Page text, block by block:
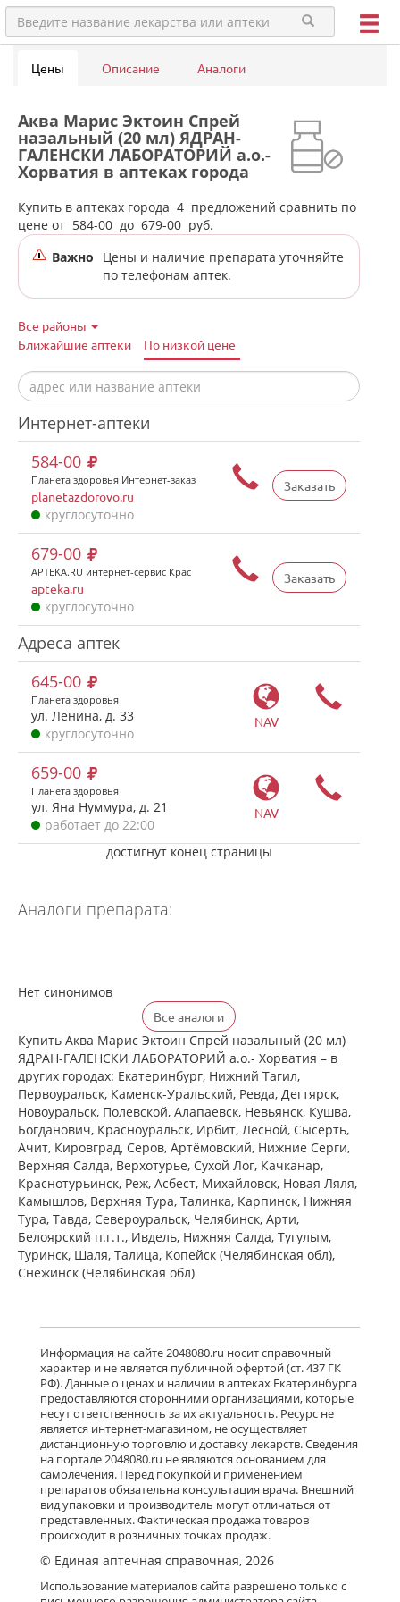
Цены Описание Аналоги
Аква Марис Эктоин Спрей
назальный (20 мл) ЯДРАН-
ГАЛЕНСКИ ЛАБОРАТОРИЙ а.о.-
Хорватия в аптеках города
Красноуральска
Купить в аптеках города 4 предложений сравнить по
цене от 584-00 до 679-00 руб.
Важно
Цены и наличие препарата уточняйте
по телефонам аптек.
Все районы
Ближайшие аптеки
По низкой цене
Интернет-аптеки
Заказать
584-00
Планета здоровья Интернет-заказ
planetazdorovo.ru
круглосуточно
Заказать
679-00
APTEKA.RU интернет-сервис Крас
apteka.ru
круглосуточно
Адреса аптек
NAV
645-00
Планета здоровья
ул. Ленина, д. 33
круглосуточно
NAV
659-00
Планета здоровья
ул. Яна Нуммура, д. 21
работает до 22:00
достигнут конец страницы
Аналоги препарата:
Нет синонимов
Все аналоги
Купить Аква Марис Эктоин Спрей назальный (20 мл)
ЯДРАН-ГАЛЕНСКИ ЛАБОРАТОРИЙ а.о.- Хорватия – в
других городах: Екатеринбург, Нижний Тагил,
Первоуральск, Каменск-Уральский, Ревда, Дегтярск,
Новоуральск, Полевской, Алапаевск, Невьянск, Кушва,
Богданович, Красноуральск, Ирбит, Лесной, Сысерть,
Ачит, Кировград, Серов, Артёмовский, Нижние Cерги,
Верхняя Салда, Верхотурье, Сухой Лог, Качканар,
Краснотурьинск, Реж, Асбест, Михайловск, Новая Ляля,
Камышлов, Верхняя Тура, Талинка, Карпинск, Нижняя
Тура, Тавда, Североуральск, Челябинск, Арти,
Белоярский п.г.т., Ивдель, Нижняя Салда, Тугулым,
Туринск, Шаля, Талица, Копейск (Челябинская обл),
Снежинск (Челябинская обл)
Информация на сайте 2048080.ru носит справочный
характер и не является публичной офертой (ст. 437 ГК
РФ). Данные о ценах и наличии в аптеках Екатеринбурга
предоставляются сторонними организациями, которые
несут ответственность за их актуальность. Ресурс не
является интернет-магазином, не осуществляет
дистанционную торговлю и доставку лекарств. Сведения
на портале 2048080.ru не являются основанием для
самолечения. Перед покупкой и применением
препаратов обязательна консультация врача. Внешний
вид упаковки и производитель могут отличаться от
представленных. Фактическая продажа товаров
происходит в розничных точках продаж.
© Единая аптечная справочная, 2026
Использование материалов сайта разрешено только с